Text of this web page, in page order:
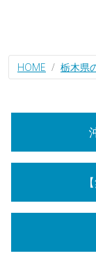
HOME 栃木県